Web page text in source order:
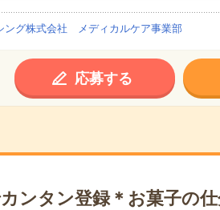
ング株式会社 メディカルケア事業部
応募する
ンタン登録＊お菓子の